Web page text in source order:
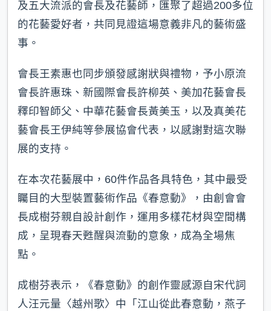
及五大流派的會長及花藝師，匯聚了超過200多位
的花藝愛好者，共同見證這場意義非凡的藝術盛
事。
會長王素惠也同步頒發感謝狀與禮物，予小原流
會長許惠珠、新國際會長許柳英、美加花藝會長
釋印智師父、中華花藝會長黃美玉，以及真美花
藝會長王伊純等參展協會代表，以感謝對這次聯
展的支持。
在本次花藝展中，60件作品各具特色，其中最受
矚目的大型裝置藝術作品《春意動》，由創會會
長成樹芬親自設計創作，運用多樣花材與空間構
成，呈現春天甦醒與流動的意象，成為全場焦
點。
成樹芬表示，《春意動》的創作靈感源自宋代詞
人汪元量〈越州歌〉中「江山從此春意動，燕子